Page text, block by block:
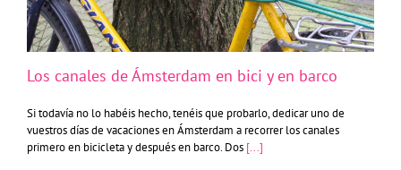
Los canales de Ámsterdam en bici y en barco
Si todavía no lo habéis hecho, tenéis que probarlo, dedicar uno de
vuestros días de vacaciones en Ámsterdam a recorrer los canales
primero en bicicleta y después en barco. Dos [...]